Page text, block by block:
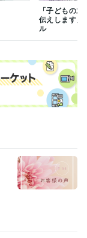
「子どもの
伝えします」
ル